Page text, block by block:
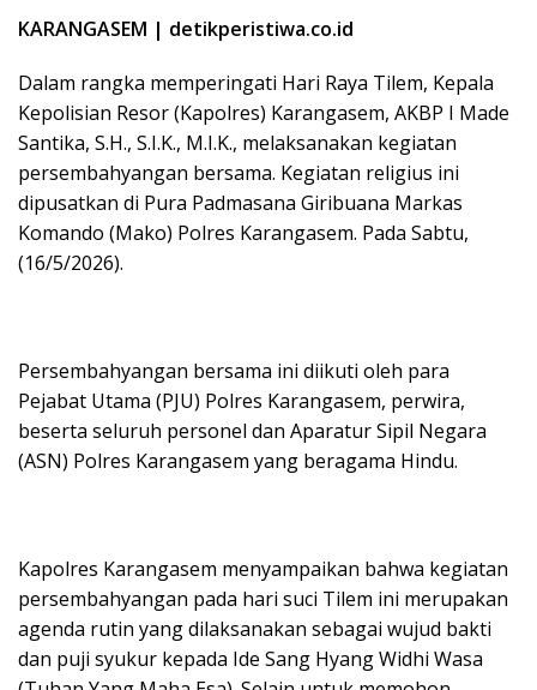
KARANGASEM | detikperistiwa.co.id
Dalam rangka memperingati Hari Raya Tilem, Kepala
Kepolisian Resor (Kapolres) Karangasem, AKBP I Made
Santika, S.H., S.I.K., M.I.K., melaksanakan kegiatan
persembahyangan bersama. Kegiatan religius ini
dipusatkan di Pura Padmasana Giribuana Markas
Komando (Mako) Polres Karangasem. Pada Sabtu,
(16/5/2026).
Persembahyangan bersama ini diikuti oleh para
Pejabat Utama (PJU) Polres Karangasem, perwira,
beserta seluruh personel dan Aparatur Sipil Negara
(ASN) Polres Karangasem yang beragama Hindu.
Kapolres Karangasem menyampaikan bahwa kegiatan
persembahyangan pada hari suci Tilem ini merupakan
agenda rutin yang dilaksanakan sebagai wujud bakti
dan puji syukur kepada Ide Sang Hyang Widhi Wasa